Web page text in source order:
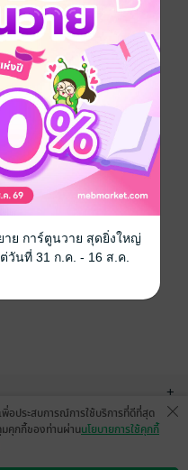
+
อประสบการณ์การใช้บริการที่ดีที่สุด
มคุกกี้ของท่านผ่านนโยบายการใช้คุกกี้
าย การ์ตูนวาย สุดยิ่งใหญ่
นที่ 31 ก.ค. - 16 ส.ค.